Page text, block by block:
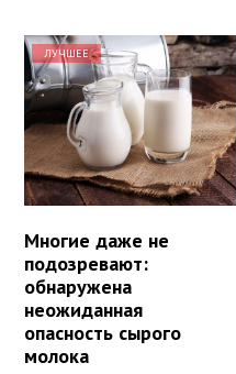
ЛУЧШЕЕ
Многие даже не
подозревают:
обнаружена
неожиданная
опасность сырого
молока